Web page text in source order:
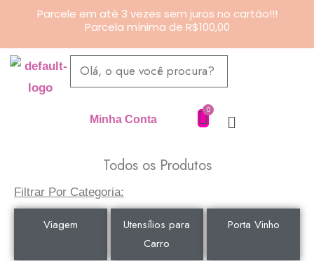
Parcele em até 3 vezes sem juros no cartão!!!
Parcela mínima de R$100,00
Pesquisar
produtos
Minha Conta
Todos os Produtos
Filtrar Por Categoria:
Viagem
Utensílios para
Carro
Porta Vinho